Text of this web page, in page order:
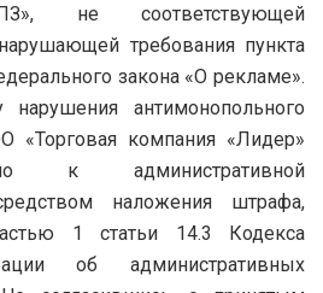
не соответствующей
требования пункта
закона «О рекламе».
антимонопольного
«Торговая компания «Лидер»
к административной
наложения штрафа,
1 статьи 14.3 Кодекса
об административных